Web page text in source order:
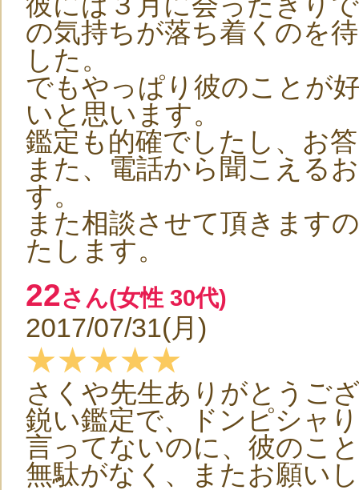
の気持ちが落ち着くのを
した。
でもやっぱり彼のことが
いと思います。
鑑定も的確でしたし、お
また、電話から聞こえる
す。
また相談させて頂きます
たします。
22さん(女性 30代)
2017/07/31(月)
★★★★★
さくや先生ありがとうご
鋭い鑑定で、ドンピシャ
言ってないのに、彼のこ
無駄がなく、またお願い